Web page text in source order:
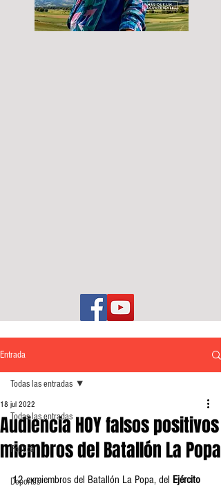
Entrada
Todas las entradas
Política
Deportes
Todas las entradas
Audiencia HOY falsos positivos
miembros del Batallón La Popa
18 jul 2022
12 exmiembros del Batallón La Popa, del Ejército